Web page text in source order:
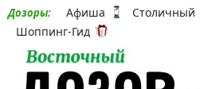
Дозоры: Афиша Столичный
Шоппинг-Гид